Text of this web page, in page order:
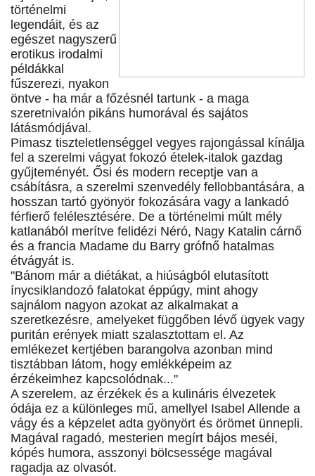
történelmi
legendáit, és az
egészet nagyszerű
erotikus irodalmi
példákkal
fűszerezi, nyakon
öntve - ha már a főzésnél tartunk - a maga
szeretnivalón pikáns humorával és sajátos
látásmódjával.
Pimasz tiszteletlenséggel vegyes rajongással kínálja
fel a szerelmi vágyat fokozó ételek-italok gazdag
gyűjteményét. Ősi és modern receptje van a
csábításra, a szerelmi szenvedély fellobbantására, a
hosszan tartó gyönyör fokozására vagy a lankadó
férfierő felélesztésére. De a történelmi múlt mély
katlanából merítve felidézi Néró, Nagy Katalin cárnő
és a francia Madame du Barry grófnő hatalmas
étvágyát is.
"Bánom már a diétákat, a hiúságból elutasított
ínycsiklandozó falatokat éppúgy, mint ahogy
sajnálom nagyon azokat az alkalmakat a
szeretkezésre, amelyeket függőben lévő ügyek vagy
puritán erények miatt szalasztottam el. Az
emlékezet kertjében barangolva azonban mind
tisztábban látom, hogy emlékképeim az
érzékeimhez kapcsolódnak..."
A szerelem, az érzékek és a kulináris élvezetek
ódája ez a különleges mű, amellyel Isabel Allende a
vágy és a képzelet adta gyönyört és örömet ünnepli.
Magával ragadó, mesterien megírt bájos meséi,
kópés humora, asszonyi bölcsessége magával
ragadja az olvasót.